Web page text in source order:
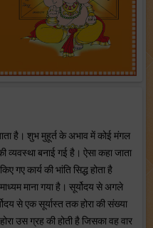
है। शुभ मुहूर्त के अभाव में कोई मंगल
व्यवस्था बनाई गई है। ऐसा कहा जाता
गए कार्य की भांति सिद्ध होता है
माना गया है। सूर्योदय से अगले
से एक सूर्यास्त तक होरा की संख्या
उस ग्रह की होती है जिसका वह वार